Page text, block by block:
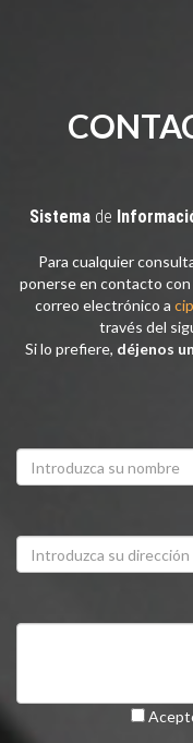
Sistema de
Para cualquier
ponerse en contacto
correo electrónico a
través del
Si lo prefiere, déjenos